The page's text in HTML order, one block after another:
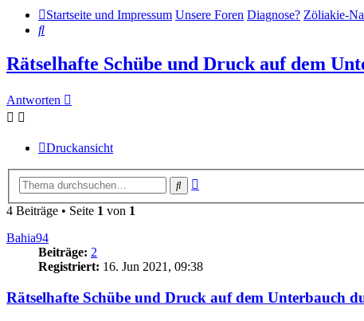
Startseite und Impressum Unsere Foren Diagnose? Zöliakie-
Suche
Rätselhafte Schübe und Druck auf dem
Antworten
Druckansicht
Suche
4 Beiträge • Seite 1 von 1
Bahia94
Beiträge: 2
Registriert: 16. Jun 2021, 09:38
Rätselhafte Schübe und Druck auf dem Unterbauch